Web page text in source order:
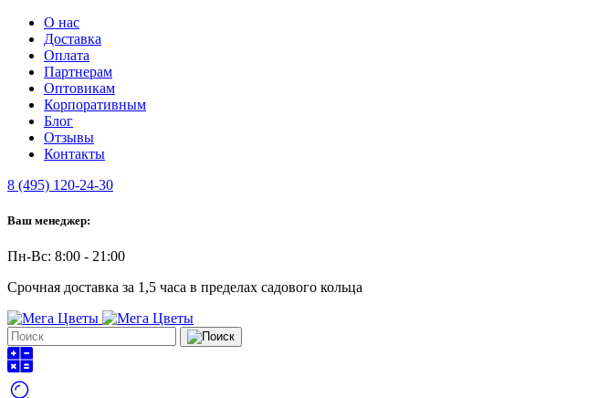
О нас
Доставка
Оплата
Партнерам
Оптовикам
Корпоративным
Блог
Отзывы
Контакты
8 (495) 120-24-30
Ваш менеджер:
Пн-Вс: 8:00 - 21:00
Срочная доставка за 1,5 часа в пределах садового кольца